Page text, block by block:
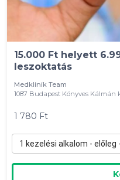
15.000 Ft helyett
leszoktatás
Medklinik Team
1087 Budapest Könyves Kálmán
1 780 Ft
1 kezelési alkalom - előleg